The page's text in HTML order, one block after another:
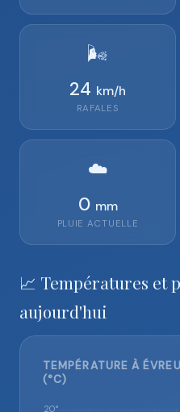
🌬️
24 km/h
RAFALES
☁️
0 mm
PLUIE ACTUELLE
📈 Températures et
aujourd'hui
TEMPÉRATURE À
(°C)